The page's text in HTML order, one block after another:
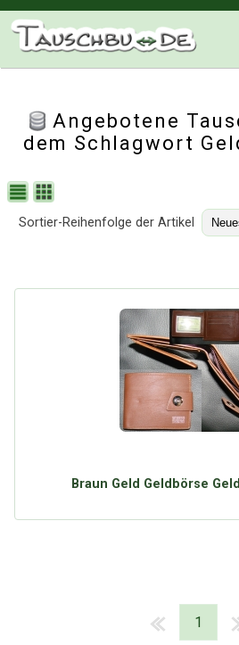
Angebotene
dem Schlagwort
Sortier-Reihenfolge der Artikel
Braun Geld Geldbörse
1